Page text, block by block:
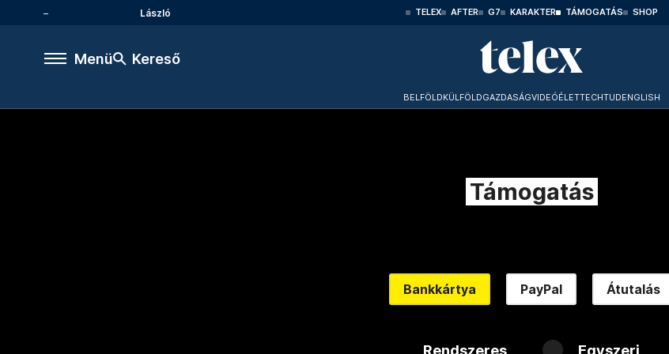
László TELEX AFTER G7 KARAKTER TÁMOGATÁS SHOP
Menü Kereső
BELFÖLDKÜLFÖLDGAZDASÁGVIDEÓÉLETTECHTUDENGLISH
Támogatás
Bankkártya PayPal Átutalás
Rendszeres Egyszeri